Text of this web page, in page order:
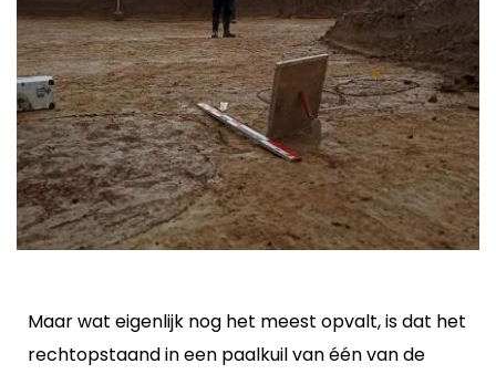
Maar wat eigenlijk nog het meest opvalt, is dat het
rechtopstaand in een paalkuil van één van de